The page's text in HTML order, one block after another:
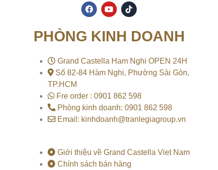
F
a
o
k
Y
o
u
b
T
i
k
PHÒNG KINH DOANH
Grand Castella Ham Nghi OPEN 24H
Số 82-84 Hàm Nghi, Phường Sài Gòn,
TP.HCM
Fre order : 0901 862 598
Phòng kinh doanh: 0901 862 598
Email: kinhdoanh@tranlegiagroup.vn
Giới thiệu về Grand Castella Viet Nam
Chính sách bán hàng